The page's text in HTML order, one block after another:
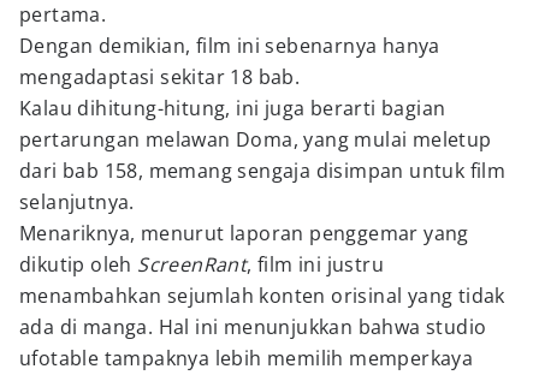
pertama.
Dengan demikian, film ini sebenarnya hanya
mengadaptasi sekitar 18 bab.
Kalau dihitung-hitung, ini juga berarti bagian
pertarungan melawan Doma, yang mulai meletup
dari bab 158, memang sengaja disimpan untuk film
selanjutnya.
Menariknya, menurut laporan penggemar yang
dikutip oleh ScreenRant, film ini justru
menambahkan sejumlah konten orisinal yang tidak
ada di manga. Hal ini menunjukkan bahwa studio
ufotable tampaknya lebih memilih memperkaya